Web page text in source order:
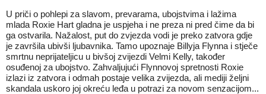
U priči o pohlepi za slavom, prevarama, ubojstvima i lažima
mlada Roxie Hart gladna je uspjeha i ne preza ni pred čime da bi
ga ostvarila. Nažalost, put do zvjezda vodi je preko zatvora gdje
je završila ubivši ljubavnika. Tamo upoznaje Billyja Flynna i stječe
smrtnu neprijateljicu u bivšoj zvijezdi Velmi Kelly, također
osuđenoj za ubojstvo. Zahvaljujući Flynnovoj spretnosti Roxie
izlazi iz zatvora i odmah postaje velika zvijezda, ali mediji željni
skandala uskoro joj okreću leđa u potrazi za novom senzacijom...